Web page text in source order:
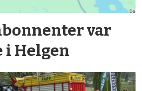
var
i Helgen